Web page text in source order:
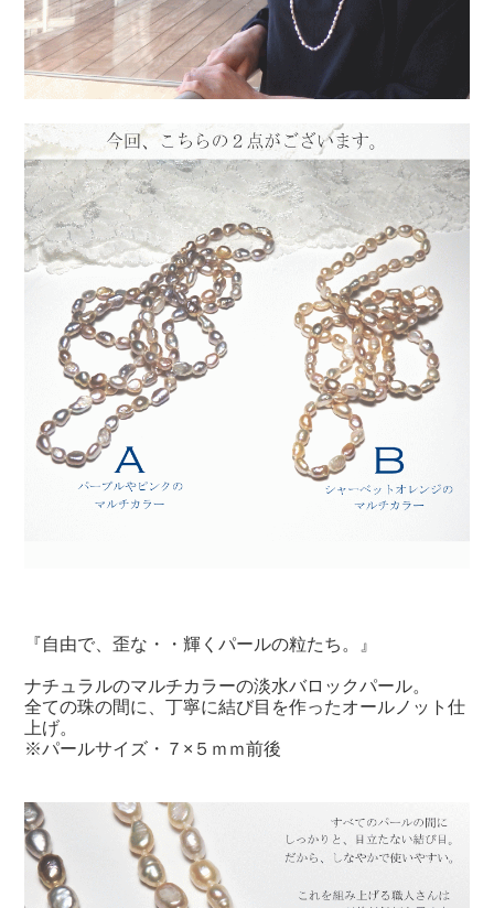
『自由で、歪な・・輝くパールの粒たち。』
ナチュラルのマルチカラーの淡水バロックパール。
全ての珠の間に、丁寧に結び目を作ったオールノット仕
上げ。
※パールサイズ・７×５ｍｍ前後